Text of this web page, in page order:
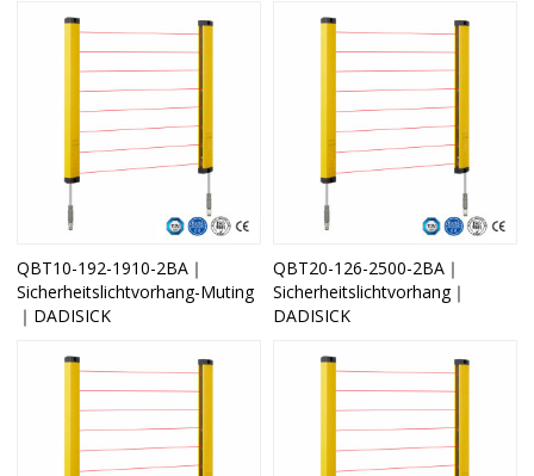
QBT10-192-1910-2BA｜
Sicherheitslichtvorhang-Muting
｜DADISICK
QBT20-126-2500-2BA｜
Sicherheitslichtvorhang｜
DADISICK